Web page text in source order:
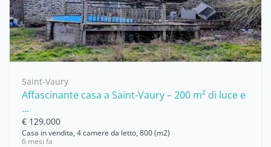
Saint-Vaury
Affascinante casa a Saint-Vaury – 200 m² di luce e
...
€ 129,000
Casa in vendita, 4 camere da letto, 800 (m2)
6 mesi fa